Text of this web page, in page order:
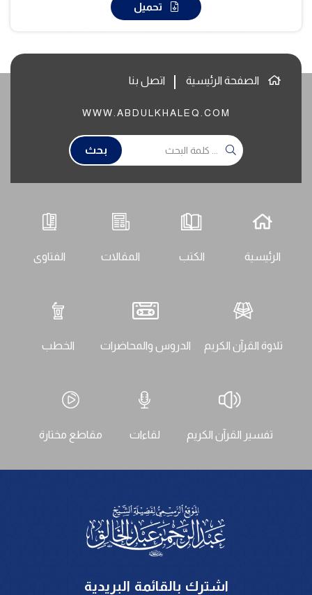
تحميل
الصفحة الرئيسية اتصل بنا
WWW.ABDULKHALEQ.COM
بحث
الرئيسية الكتب المقالات الفتاوى
تلاوة القرآن الكريم الدروس والمحاضرات الخطب
تفسير القرآن الكريم لقاءات مقاطع مختارة
اشترك بالقائمة البريدية